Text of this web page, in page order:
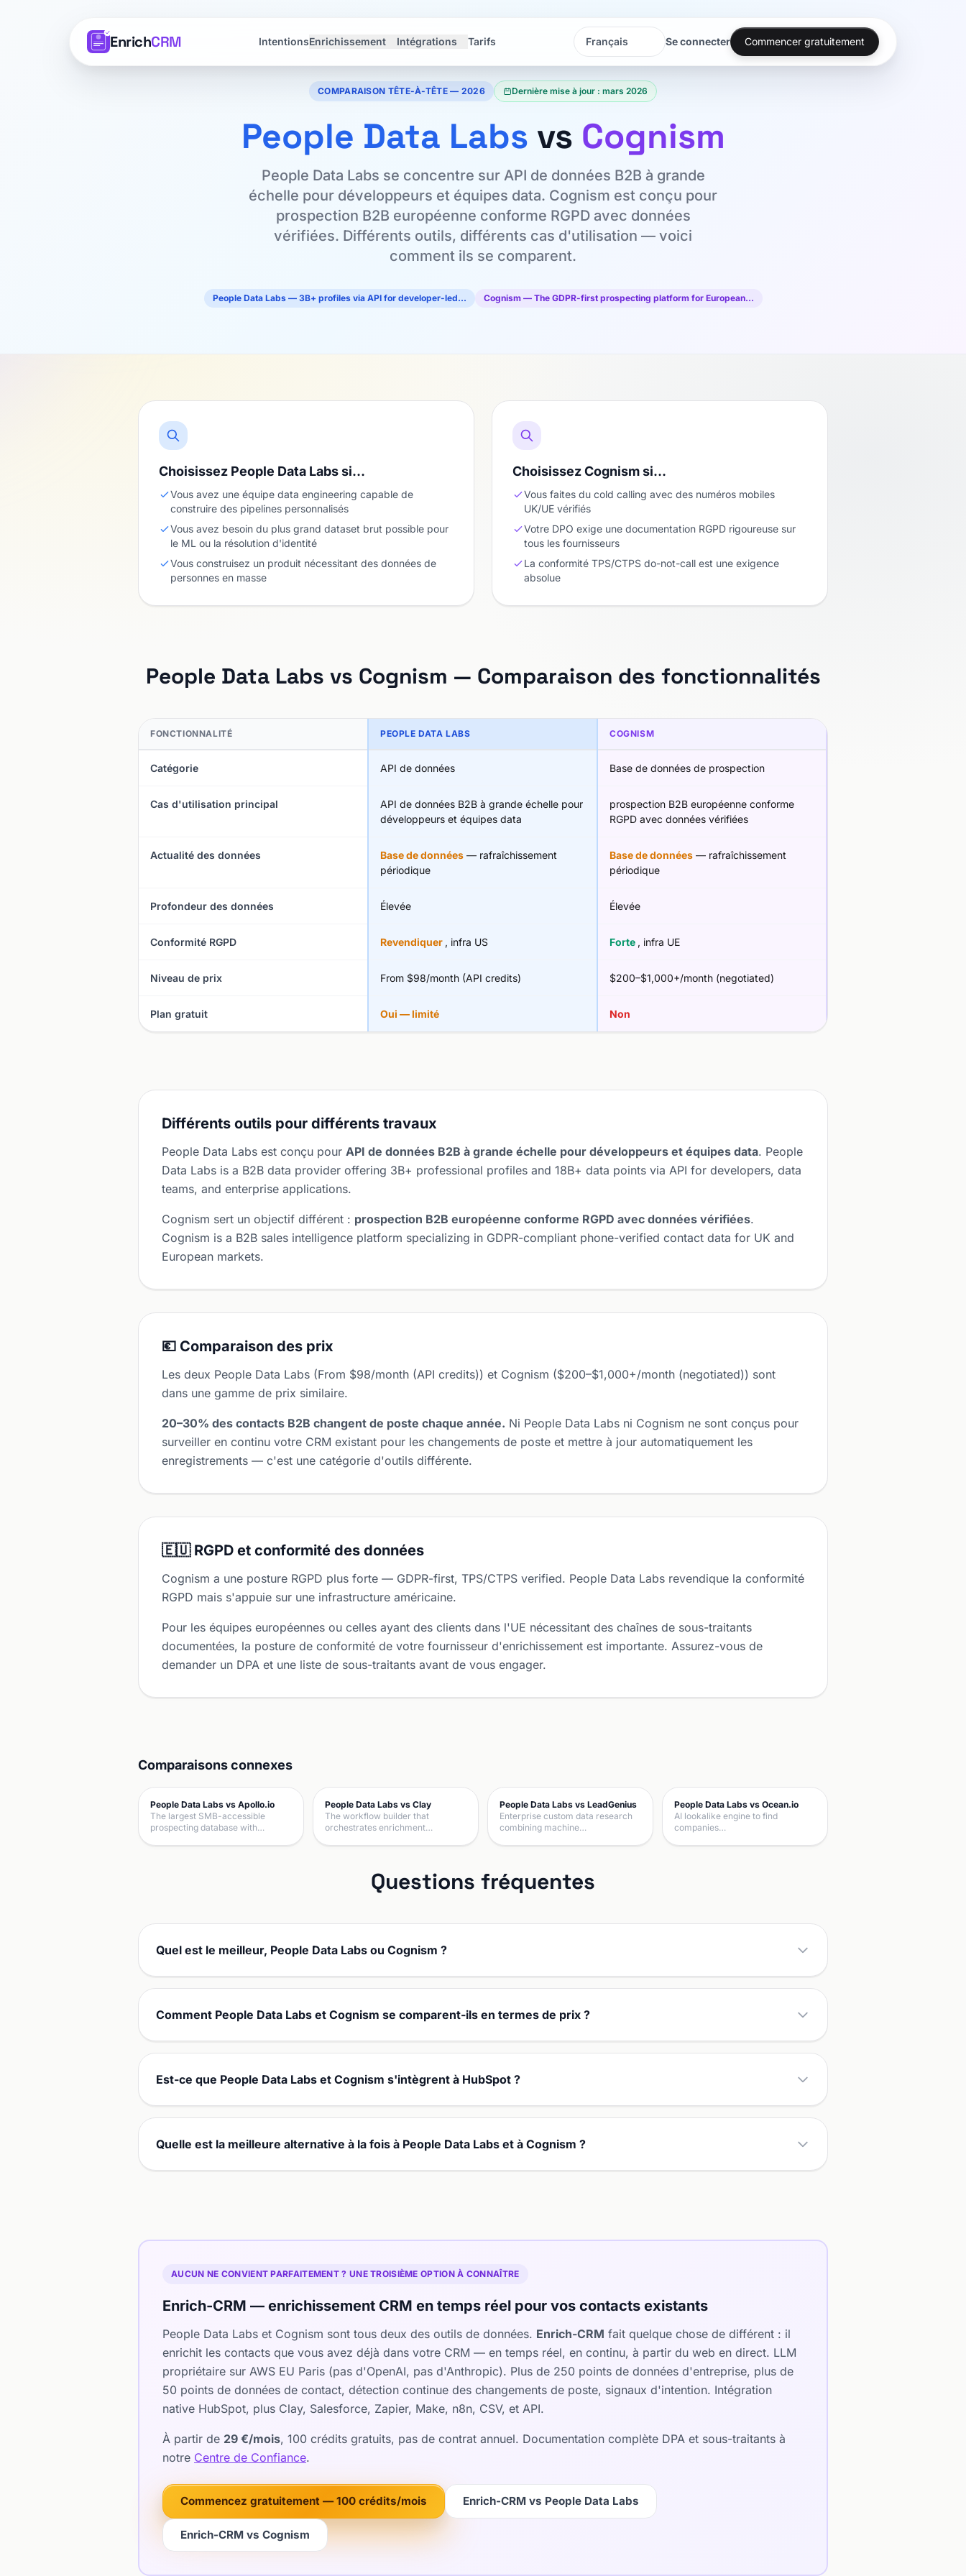
EnrichCRM IntentionsEnrichissement Intégrations Tarifs
Langue
Langue
Se connecter Commencer gratuitement
COMPARAISON TÊTE-À-TÊTE — 2026 Dernière mise à jour : mars 2026
People Data Labs vs Cognism
People Data Labs se concentre sur API de données B2B à grande
échelle pour développeurs et équipes data. Cognism est conçu pour
prospection B2B européenne conforme RGPD avec données
vérifiées. Différents outils, différents cas d'utilisation — voici
comment ils se comparent.
People Data Labs — 3B+ profiles via API for developer-led… Cognism — The GDPR-first prospecting platform for European…
Choisissez People Data Labs si…
Vous avez une équipe data engineering capable de
construire des pipelines personnalisés
Vous avez besoin du plus grand dataset brut possible pour
le ML ou la résolution d'identité
Vous construisez un produit nécessitant des données de
personnes en masse
Choisissez Cognism si…
Vous faites du cold calling avec des numéros mobiles
UK/UE vérifiés
Votre DPO exige une documentation RGPD rigoureuse sur
tous les fournisseurs
La conformité TPS/CTPS do-not-call est une exigence
absolue
People Data Labs vs Cognism — Comparaison des fonctionnalités
FONCTIONNALITÉ PEOPLE DATA LABS COGNISM
Catégorie API de données Base de données de prospection
Cas d'utilisation principal
API de données B2B à grande échelle pour
développeurs et équipes data
prospection B2B européenne conforme
RGPD avec données vérifiées
Actualité des données Base de données — rafraîchissement
périodique
Base de données — rafraîchissement
périodique
Profondeur des données Élevée Élevée
Conformité RGPD Revendiquer , infra US Forte , infra UE
Niveau de prix From $98/month (API credits) $200–$1,000+/month (negotiated)
Plan gratuit Oui — limité Non
Différents outils pour différents travaux
People Data Labs est conçu pour API de données B2B à grande échelle pour développeurs et équipes data. People
Data Labs is a B2B data provider offering 3B+ professional profiles and 18B+ data points via API for developers, data
teams, and enterprise applications.
Cognism sert un objectif différent : prospection B2B européenne conforme RGPD avec données vérifiées.
Cognism is a B2B sales intelligence platform specializing in GDPR-compliant phone-verified contact data for UK and
European markets.
💶 Comparaison des prix
Les deux People Data Labs (From $98/month (API credits)) et Cognism ($200–$1,000+/month (negotiated)) sont
dans une gamme de prix similaire.
20–30% des contacts B2B changent de poste chaque année. Ni People Data Labs ni Cognism ne sont conçus pour
surveiller en continu votre CRM existant pour les changements de poste et mettre à jour automatiquement les
enregistrements — c'est une catégorie d'outils différente.
🇪🇺 RGPD et conformité des données
Cognism a une posture RGPD plus forte — GDPR-first, TPS/CTPS verified. People Data Labs revendique la conformité
RGPD mais s'appuie sur une infrastructure américaine.
Pour les équipes européennes ou celles ayant des clients dans l'UE nécessitant des chaînes de sous-traitants
documentées, la posture de conformité de votre fournisseur d'enrichissement est importante. Assurez-vous de
demander un DPA et une liste de sous-traitants avant de vous engager.
Comparaisons connexes
People Data Labs vs Apollo.io
The largest SMB-accessible
prospecting database with…
People Data Labs vs Clay
The workflow builder that
orchestrates enrichment…
People Data Labs vs LeadGenius
Enterprise custom data research
combining machine…
People Data Labs vs Ocean.io
AI lookalike engine to find
companies…
Questions fréquentes
Quel est le meilleur, People Data Labs ou Cognism ?
Comment People Data Labs et Cognism se comparent-ils en termes de prix ?
Est-ce que People Data Labs et Cognism s'intègrent à HubSpot ?
Quelle est la meilleure alternative à la fois à People Data Labs et à Cognism ?
AUCUN NE CONVIENT PARFAITEMENT ? UNE TROISIÈME OPTION À CONNAÎTRE
Enrich-CRM — enrichissement CRM en temps réel pour vos contacts existants
People Data Labs et Cognism sont tous deux des outils de données. Enrich-CRM fait quelque chose de différent : il
enrichit les contacts que vous avez déjà dans votre CRM — en temps réel, en continu, à partir du web en direct. LLM
propriétaire sur AWS EU Paris (pas d'OpenAI, pas d'Anthropic). Plus de 250 points de données d'entreprise, plus de
50 points de données de contact, détection continue des changements de poste, signaux d'intention. Intégration
native HubSpot, plus Clay, Salesforce, Zapier, Make, n8n, CSV, et API.
À partir de 29 €/mois, 100 crédits gratuits, pas de contrat annuel. Documentation complète DPA et sous-traitants à
notre Centre de Confiance.
Commencez gratuitement — 100 crédits/mois Enrich-CRM vs People Data Labs
Enrich-CRM vs Cognism